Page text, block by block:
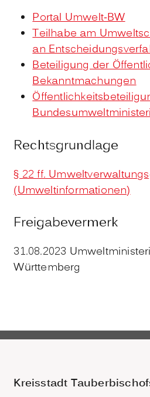
Portal Umwelt-BW
Teilhabe am
an
Beteiligung der
Bekanntmachungen
Rechtsgrundlage
§ 22 ff.
(Umweltinformationen)
Freigabevermerk
31.08.2023
Württemberg
Kreisstadt